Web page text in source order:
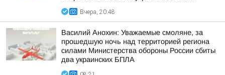
Вчера, 20:48
Василий Анохин: Уважаемые смоляне, за
прошедшую ночь над территорией региона
силами Министерства обороны России сбиты
два украинских БПЛА